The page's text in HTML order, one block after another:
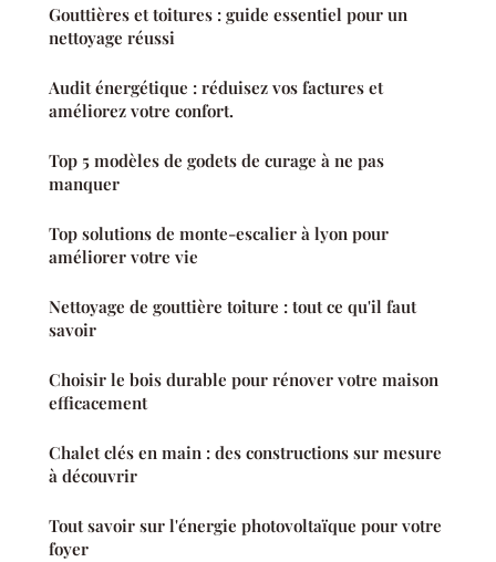
Gouttières et toitures : guide essentiel pour un
nettoyage réussi
Audit énergétique : réduisez vos factures et
améliorez votre confort.
Top 5 modèles de godets de curage à ne pas
manquer
Top solutions de monte-escalier à lyon pour
améliorer votre vie
Nettoyage de gouttière toiture : tout ce qu'il faut
savoir
Choisir le bois durable pour rénover votre maison
efficacement
Chalet clés en main : des constructions sur mesure
à découvrir
Tout savoir sur l'énergie photovoltaïque pour votre
foyer